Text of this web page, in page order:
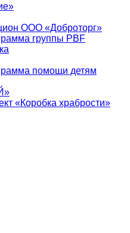
ООО «Доброторг»
группы PBF
помощи детям
«Коробка храбрости»